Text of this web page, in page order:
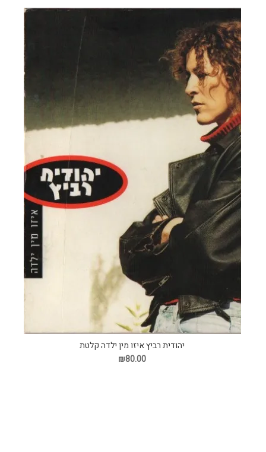
יהודית רביץ איזו מין ילדה קלטת
₪80.00